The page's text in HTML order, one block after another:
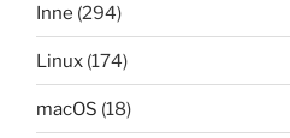
Inne (294)
Linux (174)
macOS (18)